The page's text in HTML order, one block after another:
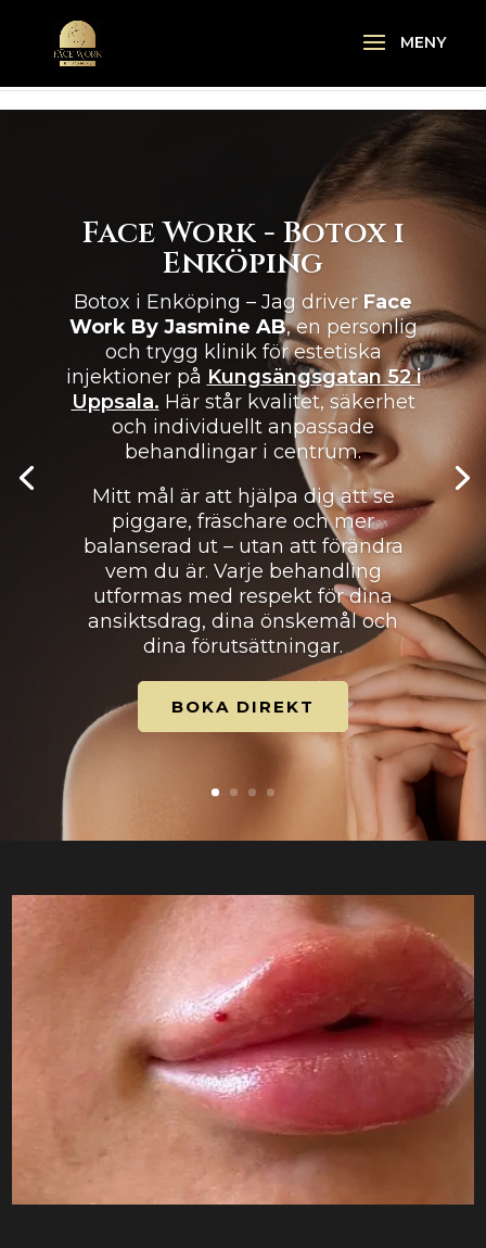
Face Work - Botox i
Enköping
Botox i Enköping – Jag driver Face
Work By Jasmine AB, en personlig
och trygg klinik för estetiska
injektioner på Kungsängsgatan 52 i
Uppsala. Här står kvalitet, säkerhet
och individuellt anpassade
behandlingar i centrum.
Mitt mål är att hjälpa dig att se
piggare, fräschare och mer
balanserad ut – utan att förändra
vem du är. Varje behandling
utformas med respekt för dina
ansiktsdrag, dina önskemål och
dina förutsättningar.
BOKA DIREKT